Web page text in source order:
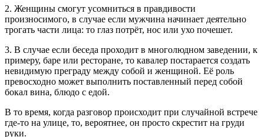
2. Женщины смогут усомниться в правдивости
произносимого, в случае если мужчина начинает деятельно
трогать части лица: то глаз потрёт, нос или ухо почешет.
3. В случае если беседа проходит в многолюдном заведении, к
примеру, баре или ресторане, то кавалер постарается создать
невидимую преграду между собой и женщиной. Её роль
превосходно может выполнить поставленный перед собой
бокал вина, блюдо с едой.
В то время, когда разговор происходит при случайной встрече
где-то на улице, то, вероятнее, он просто скрестит на груди
руки.